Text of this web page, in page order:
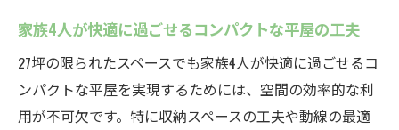
家族4人が快適に過ごせるコンパクトな平屋の工夫
27坪の限られたスペースでも家族4人が快適に過ごせるコ
ンパクトな平屋を実現するためには、空間の効率的な利
用が不可欠です。特に収納スペースの工夫や動線の最適